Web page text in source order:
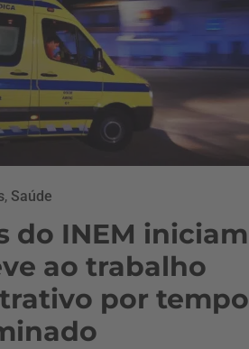
, Saúde
do INEM iniciam
ao trabalho
por tempo